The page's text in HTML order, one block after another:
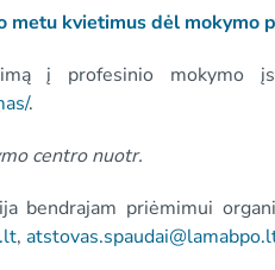
metu kvietimus dėl mokymo
į profesinio mokymo
.
centro nuotr.
bendrajam priėmimui
,